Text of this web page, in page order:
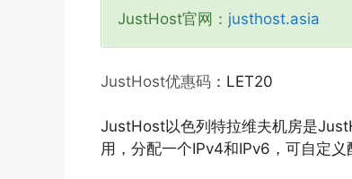
JustHost官网： justhost.asia
JustHost优惠码 ：LET20
JustHost以色列特拉维夫机房是
用，分配一个IPv4和IPv6，可自定义